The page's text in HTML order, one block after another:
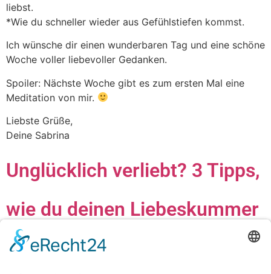
liebst.
*Wie du schneller wieder aus Gefühlstiefen kommst.
Ich wünsche dir einen wunderbaren Tag und eine schöne
Woche voller liebevoller Gedanken.
Spoiler: Nächste Woche gibt es zum ersten Mal eine
Meditation von mir.
Liebste Grüße,
Deine Sabrina
Unglücklich verliebt? 3 Tipps,
wie du deinen Liebeskummer
loslässt